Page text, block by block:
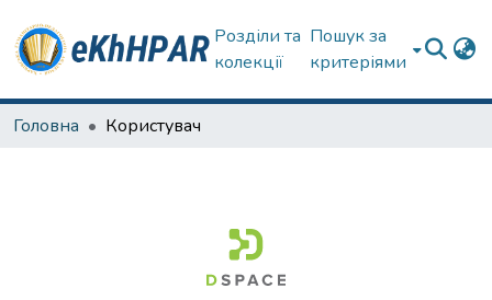
Розділи та
колекції
Пошук за
критеріями
Головна Користувач